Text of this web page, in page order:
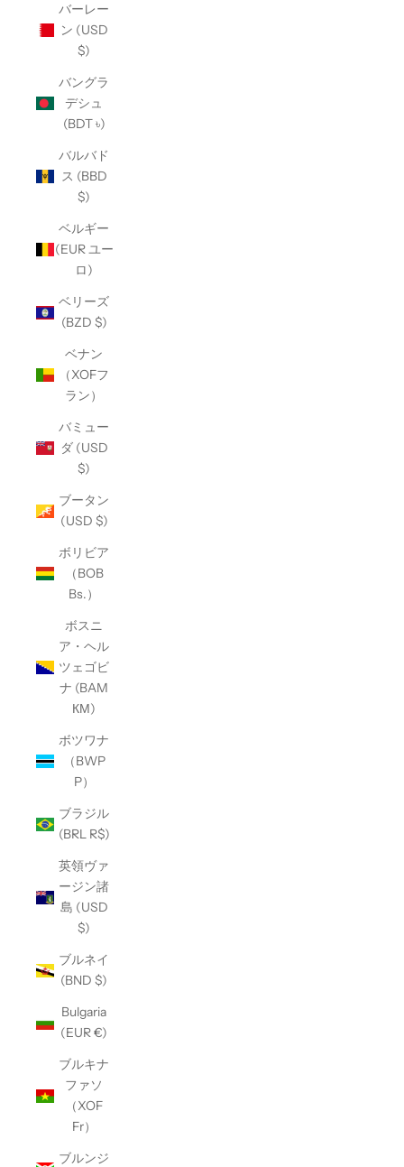
バーレー
ン (USD
$)
バングラ
デシュ
(BDT ৳)
バルバド
ス (BBD
$)
ベルギー
(EUR ユー
ロ)
ベリーズ
(BZD $)
ベナン
（XOFフ
ラン）
バミュー
ダ (USD
$)
ブータン
(USD $)
ボリビア
（BOB
Bs.）
ボスニ
ア・ヘル
ツェゴビ
ナ (BAM
КМ)
ボツワナ
（BWP
P）
ブラジル
(BRL R$)
英領ヴァ
ージン諸
島 (USD
$)
ブルネイ
(BND $)
Bulgaria
(EUR €)
ブルキナ
ファソ
（XOF
Fr）
ブルンジ